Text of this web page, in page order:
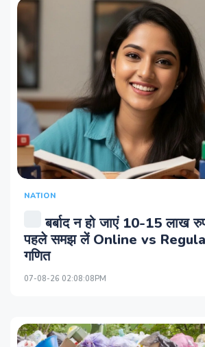
NATION
बर्बाद न हो जाएं 10-15 लाख
पहले समझ लें Online vs
गणित
07-08-26 02:08:08PM